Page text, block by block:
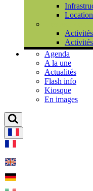
Agenda
A la une
Actualités
Flash info
Kiosque
En images